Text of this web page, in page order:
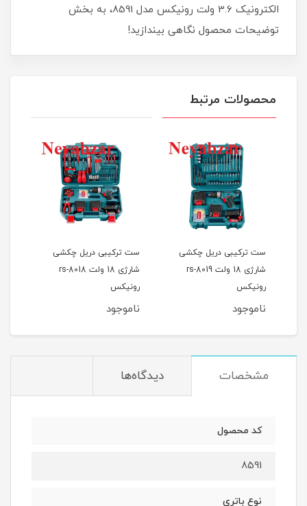
الکترونیک 3.6 ولت رونیکس مدل 8591، به بخش
توضیحات محصول نگاهی بیندازید!
محصولات مرتبط
ست ترکیبی دریل چکشی
شارژی 18 ولت rs-8019
رونیکس
ناموجود
ست ترکیبی دریل چکشی
شارژی 18 ولت rs-8018
رونیکس
ناموجود
مشخصات دیدگاه‌ها
کد محصول
8591
نوع باتری